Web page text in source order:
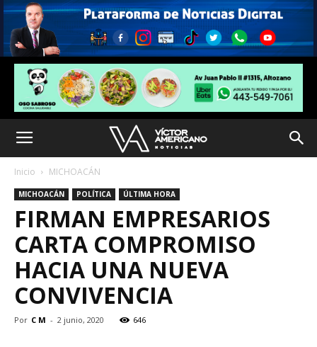
Inicio MICHOACÁN
MICHOACÁN POLÍTICA ÚLTIMA HORA
FIRMAN EMPRESARIOS
CARTA COMPROMISO
HACIA UNA NUEVA
CONVIVENCIA
Por C M - 2 junio, 2020 646